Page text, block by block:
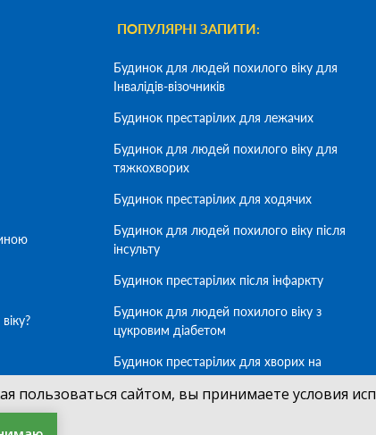
ПОПУЛЯРНІ ЗАПИТИ:
Будинок для людей похилого віку для
Інвалідів-візочників
Будинок престарілих для лежачих
Будинок для людей похилого віку для
тяжкохворих
Будинок престарілих для ходячих
Будинок для людей похилого віку після
інсульту
Будинок престарілих після інфаркту
Будинок для людей похилого віку з
цукровим діабетом
Будинок престарілих для хворих на
деменцію
сайтом, вы принимаете условия